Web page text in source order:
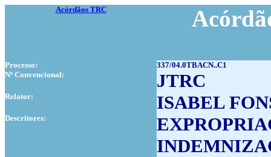
Acórdãos TRC
Processo:
337/04.0TBACN..C1
Nº Convencional:
JTRC
Relator: ISABEL
Descritores: